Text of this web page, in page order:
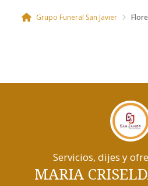
Grupo Funeral San Javier
Servicios, dijes y
MARIA